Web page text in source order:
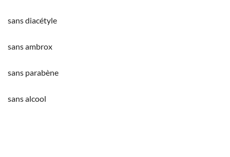
sans diacétyle
sans ambrox
sans parabène
sans alcool